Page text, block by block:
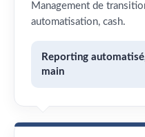
Management de
automatisation, cash.
Reporting
main